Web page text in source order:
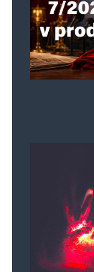
Informujte mě o nových
Informujte mě o nových